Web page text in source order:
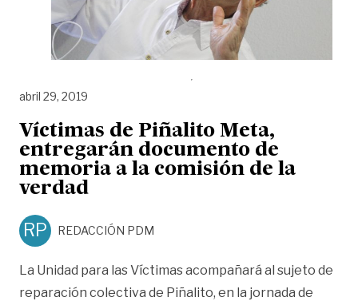
abril 29, 2019
Víctimas de Piñalito Meta,
entregarán documento de
memoria a la comisión de la
verdad
RP REDACCIÓN PDM
La Unidad para las Víctimas acompañará al sujeto de
reparación colectiva de Piñalito, en la jornada de